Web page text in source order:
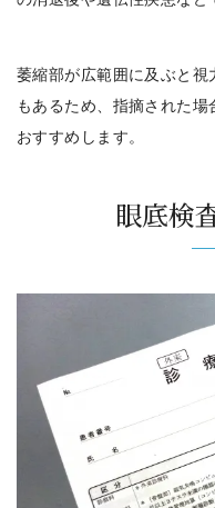
萎縮部が広範囲に及ぶと視
もあるため、 指摘された場
おすすめします。
眼底検